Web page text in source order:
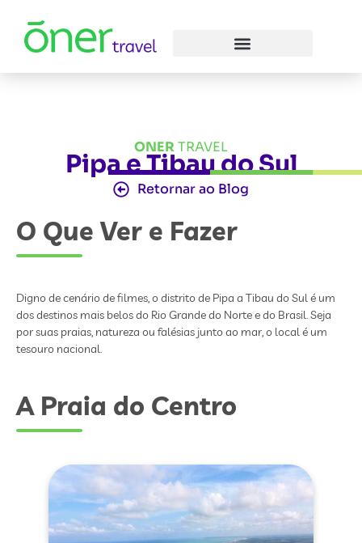
ONER TRAVEL
Pipa e Tibau do Sul
Retornar ao Blog
O Que Ver e Fazer
Digno de cenário de filmes, o distrito de Pipa a Tibau do Sul é um
dos destinos mais belos do Rio Grande do Norte e do Brasil. Seja
por suas praias, natureza ou falésias junto ao mar, o local é um
tesouro nacional.
A Praia do Centro